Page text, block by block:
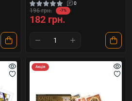
0
196 грн. -7%
182 грн.
Акція